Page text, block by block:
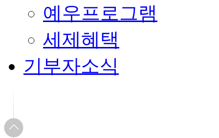
예우프로그램
세제혜택
기부자소식